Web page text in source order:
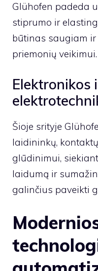
Glühofen padeda
stiprumo ir
būtinas saugiam
priemonių veikimui.
Elektronikos
Šioje srityje
laidininkų,
glūdinimui,
laidumą ir
galinčius paveikti